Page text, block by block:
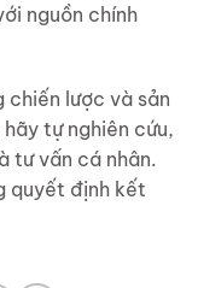
nguồn chính
chiến lược và sản
tự nghiên cứu,
tư vấn cá nhân.
quyết định kết